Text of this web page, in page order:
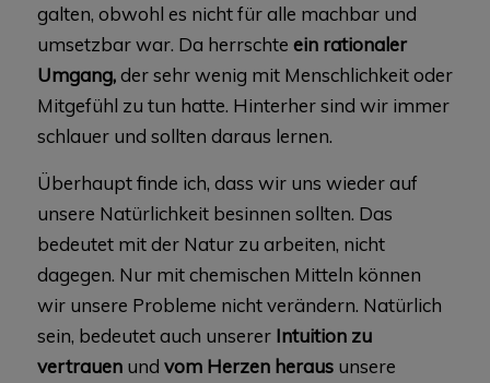
galten, obwohl es nicht für alle machbar und
umsetzbar war. Da herrschte ein rationaler
Umgang,der sehr wenig mit Menschlichkeit oder
Mitgefühl zu tun hatte. Hinterher sind wir immer
schlauer und sollten daraus lernen.
Überhaupt finde ich, dass wir uns wieder auf
unsere Natürlichkeit besinnen sollten. Das
bedeutet mit der Natur zu arbeiten, nicht
dagegen. Nur mit chemischen Mitteln können
wir unsere Probleme nicht verändern. Natürlich
sein, bedeutet auch unserer Intuition zu
vertrauen und vom Herzen herausunsere